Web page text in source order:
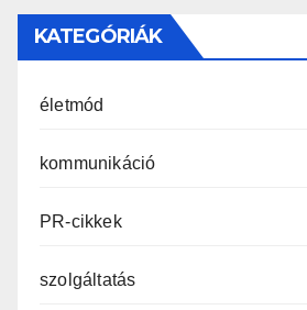
KATEGÓRIÁK
életmód
kommunikáció
PR-cikkek
szolgáltatás